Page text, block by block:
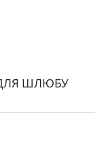
ДЛЯ ШЛЮБУ